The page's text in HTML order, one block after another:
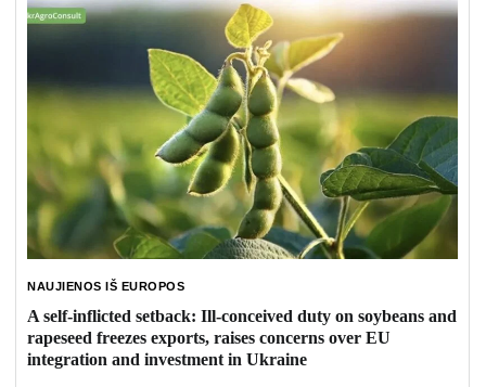
NAUJIENOS IŠ EUROPOS
A self-inflicted setback: Ill-conceived duty on soybeans and
rapeseed freezes exports, raises concerns over EU
integration and investment in Ukraine